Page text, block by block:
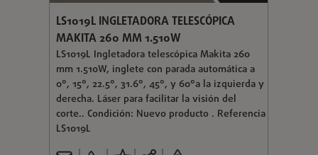
LS1019L INGLETADORA TELESCÓPICA
MAKITA 260 MM 1.510W
LS1019L Ingletadora telescópica Makita 260
mm 1.510W, inglete con parada automática a
0°, 15°, 22.5°, 31.6°, 45°, y 60°a la izquierda y
derecha. Láser para facilitar la visión del
corte.. Condición: Nuevo producto . Referencia
LS1019L